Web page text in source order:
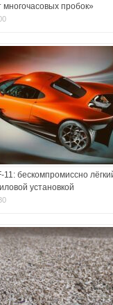
многочасовых пробок»
бескомпромиссно
установкой